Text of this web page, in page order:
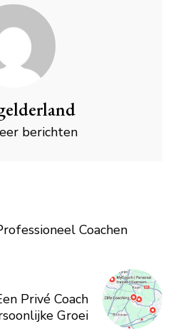
berichten
Coachen
Privé Coach
Groei